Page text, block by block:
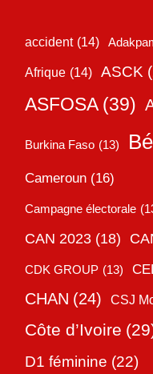
accident (14)
Afrique (14) ASCK
ASFOSA (39)
Burkina Faso (13)
Cameroun (16)
Campagne électorale
CAN 2023 (18)
CDK GROUP (13)
CHAN (24) CSJ
Côte d’Ivoire
D1 féminine (22)